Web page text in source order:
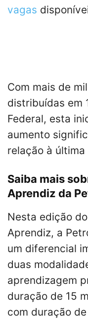
vagas
Com mais de
distribuídas em
Federal, esta
aumento
relação à última
Saiba mais
Aprendiz da
Nesta edição
Aprendiz, a
um diferencial
duas
aprendizagem
duração de 15
com duração